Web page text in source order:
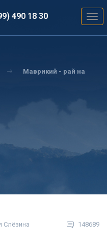
490 18 30
Маврикий - рай на
Слёзина 148689